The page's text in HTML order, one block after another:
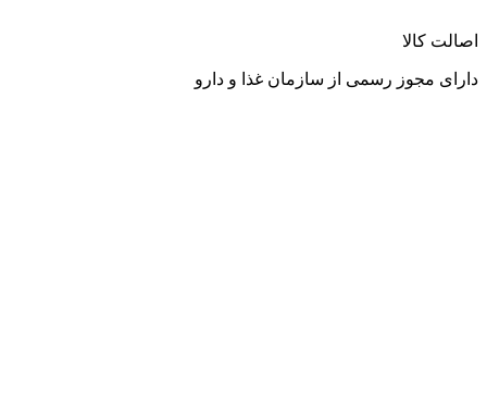
اصالت کالا
دارای مجوز رسمی از سازمان غذا و دارو